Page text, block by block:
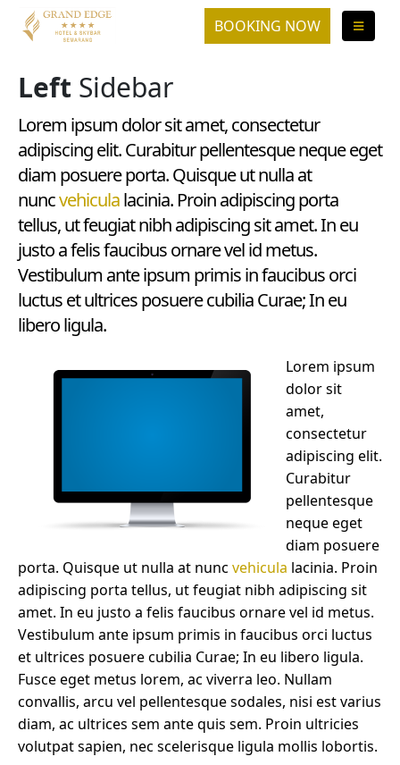
Left Sidebar
Lorem ipsum dolor sit amet, consectetur
adipiscing elit. Curabitur pellentesque neque eget
diam posuere porta. Quisque ut nulla at
nuncvehiculalacinia. Proin adipiscing porta
tellus, ut feugiat nibh adipiscing sit amet. In eu
justo a felis faucibus ornare vel id metus.
Vestibulum ante ipsum primis in faucibus orci
luctus et ultrices posuere cubilia Curae; In eu
libero ligula.
Lorem ipsum
dolor sit
amet,
consectetur
adipiscing elit.
Curabitur
pellentesque
neque eget
diam posuere
porta. Quisque ut nulla at nunc vehicula lacinia. Proin
adipiscing porta tellus, ut feugiat nibh adipiscing sit
amet. In eu justo a felis faucibus ornare vel id metus.
Vestibulum ante ipsum primis in faucibus orci luctus
et ultrices posuere cubilia Curae; In eu libero ligula.
Fusce eget metus lorem, ac viverra leo. Nullam
convallis, arcu vel pellentesque sodales, nisi est varius
diam, ac ultrices sem ante quis sem. Proin ultricies
volutpat sapien, nec scelerisque ligula mollis lobortis.